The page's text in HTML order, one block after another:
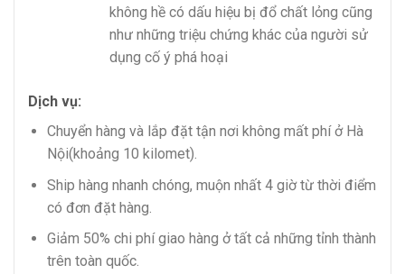
không hề có dấu hiệu bị đổ chất lỏng cũng
như những triệu chứng khác của người sử
dụng cố ý phá hoại
Dịch vụ:
Chuyển hàng và lắp đặt tận nơi không mất phí ở Hà
Nội(khoảng 10 kilomet).
Ship hàng nhanh chóng, muộn nhất 4 giờ từ thời điểm
có đơn đặt hàng.
Giảm 50% chi phí giao hàng ở tất cả những tỉnh thành
trên toàn quốc.